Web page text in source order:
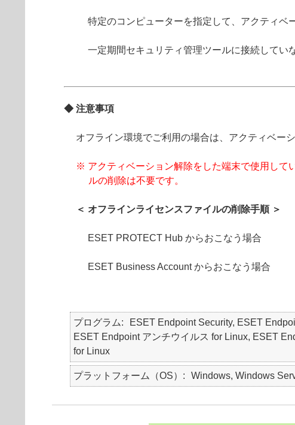
特定のコンピューターを指定して、アクティベ
一定期間セキュリティ管理ツールに接続してい
◆ 注意事項
オフライン環境でご利用の場合は、アクティベー
※ アクティベーション解除をした端末で使用して
ルの削除は不要です。
＜ オフラインライセンスファイルの削除手順 ＞
ESET PROTECT Hub からおこなう場合
ESET Business Account からおこなう場合
プログラム
ESET Endpoint Security, ESET
ESET Endpoint アンチウイルス for Linux, ESET
for Linux
プラットフォーム（OS） Windows, Windows